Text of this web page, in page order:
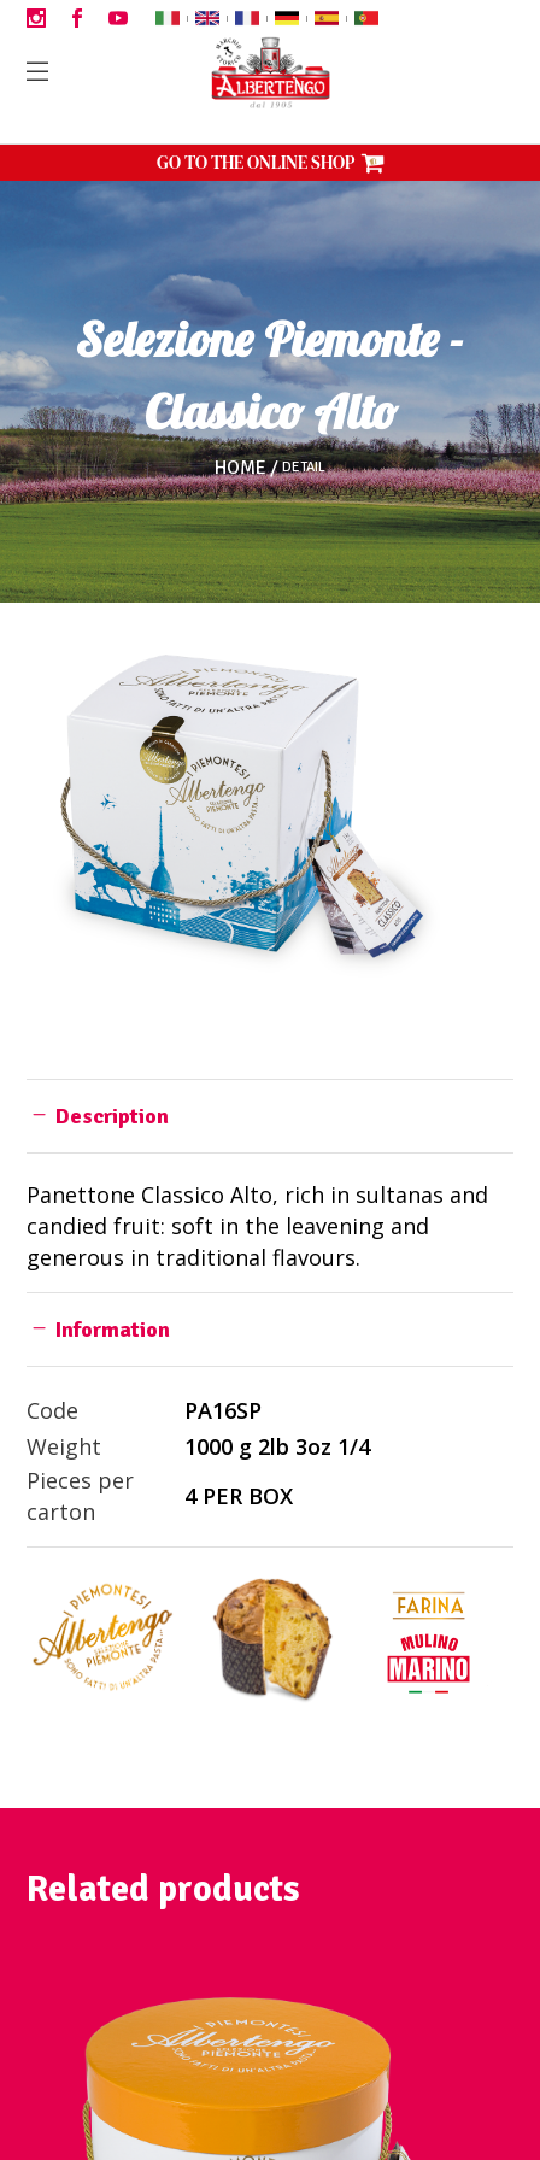
| | | | |
GO TO THE ONLINE SHOP
Selezione Piemonte -
Classico Alto
HOME DETAIL
Description
Panettone Classico Alto, rich in sultanas and
candied fruit: soft in the leavening and
generous in traditional flavours.
Information
Code
PA16SP
Weight
1000 g 2lb 3oz 1/4
Pieces per
carton
4 PER BOX
Related products
VIEW